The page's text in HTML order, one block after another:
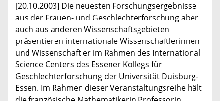
[20.10.2003] Die neuesten Forschungsergebnisse
aus der Frauen- und Geschlechterforschung aber
auch aus anderen Wissenschaftsgebieten
präsentieren internationale Wissenschaftlerinnen
und Wissenschaftler im Rahmen des International
Science Centers des Essener Kollegs für
Geschlechterforschung der Universität Duisburg-
Essen. Im Rahmen dieser Veranstaltungsreihe hält